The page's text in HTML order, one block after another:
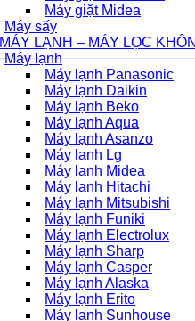
Máy giặt Midea
Máy sấy
MÁY LẠNH – MÁY LỌC
Máy lạnh
Máy lạnh Panasonic
Máy lạnh Daikin
Máy lạnh Beko
Máy lạnh Aqua
Máy lạnh Asanzo
Máy lạnh Lg
Máy lạnh Midea
Máy lạnh Hitachi
Máy lạnh Mitsubishi
Máy lạnh Funiki
Máy lạnh Electrolux
Máy lạnh Sharp
Máy lạnh Casper
Máy lạnh Alaska
Máy lạnh Erito
Máy lạnh Sunhouse